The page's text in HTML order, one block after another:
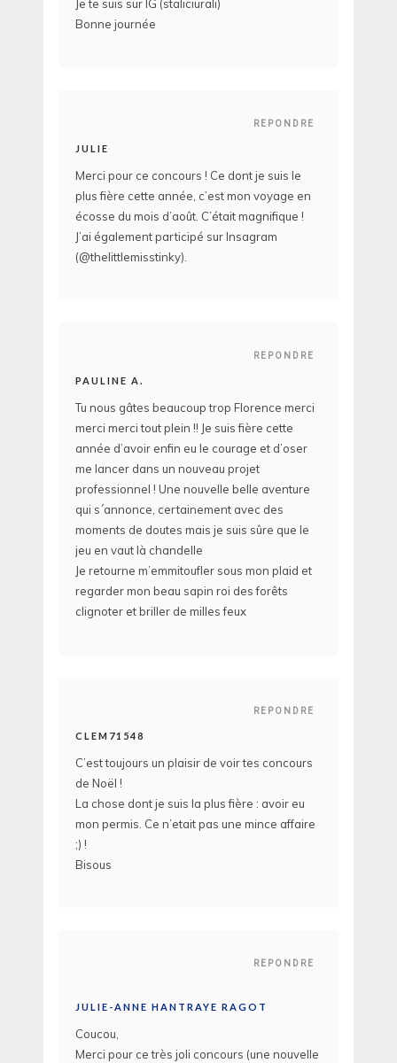
Je te suis sur IG (staliciurali)
Bonne journée
REPONDRE
JULIE
Merci pour ce concours ! Ce dont je suis le
plus fière cette année, c’est mon voyage en
écosse du mois d’août. C’était magnifique !
J’ai également participé sur Insagram
(@thelittlemisstinky).
REPONDRE
PAULINE A.
Tu nous gâtes beaucoup trop Florence merci
merci merci tout plein !! Je suis fière cette
année d’avoir enfin eu le courage et d’oser
me lancer dans un nouveau projet
professionnel ! Une nouvelle belle aventure
qui s´annonce, certainement avec des
moments de doutes mais je suis sûre que le
jeu en vaut là chandelle
Je retourne m’emmitoufler sous mon plaid et
regarder mon beau sapin roi des forêts
clignoter et briller de milles feux
REPONDRE
CLEM71548
C’est toujours un plaisir de voir tes concours
de Noël !
La chose dont je suis la plus fière : avoir eu
mon permis. Ce n’etait pas une mince affaire
;) !
Bisous
REPONDRE
JULIE-ANNE HANTRAYE RAGOT
Coucou,
Merci pour ce très joli concours (une nouvelle